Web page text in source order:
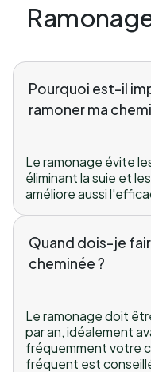
Pourquoi est-il
ramoner ma
Le ramonage évite
éliminant la suie et
améliore aussi
Quand dois-je
cheminée ?
Le ramonage doit
par an, idéalement
fréquemment votre
fréquent est